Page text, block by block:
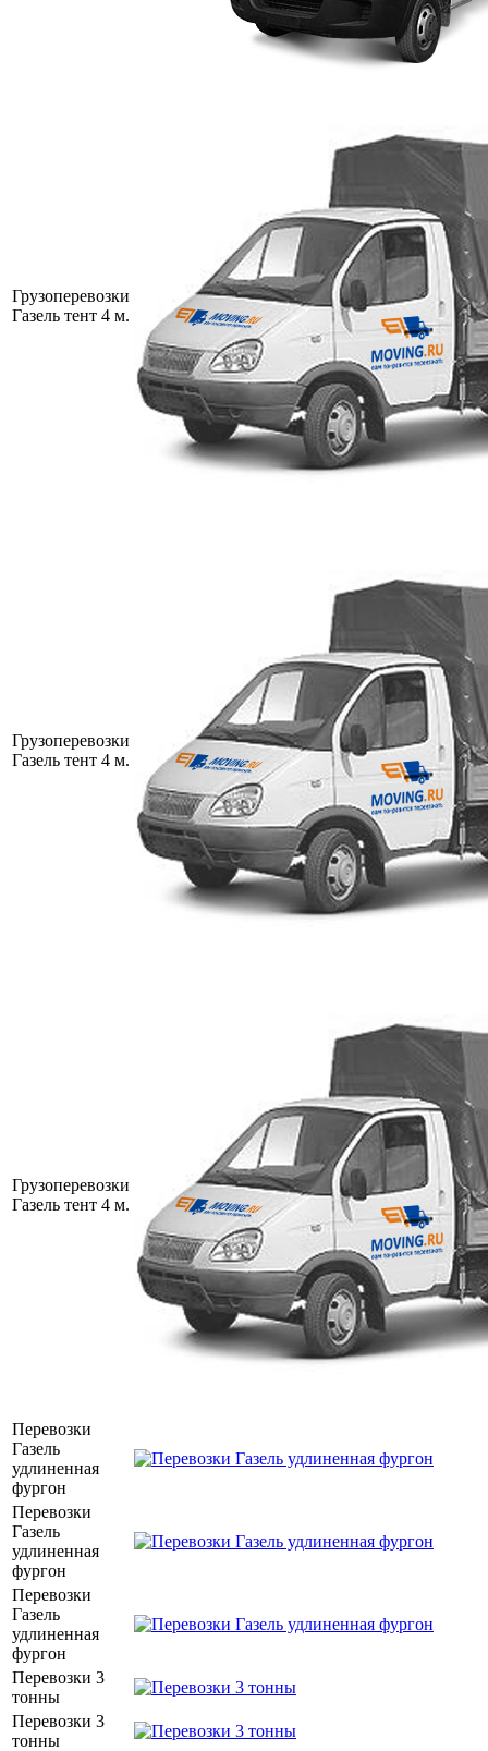
Грузоперевозки
Газель тент 4 м.
Грузоперевозки
Газель тент 4 м.
Грузоперевозки
Газель тент 4 м.
Перевозки
Газель
удлиненная
фургон
Перевозки
Газель
удлиненная
фургон
Перевозки
Газель
удлиненная
фургон
Перевозки 3
тонны
Перевозки 3
тонны